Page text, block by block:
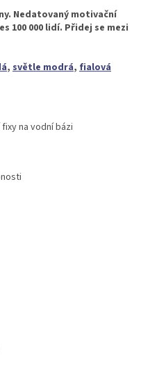
Nedatovaný motivační
100 000 lidí. Přidej se mezi
, světle modrá, fialová
na vodní bázi